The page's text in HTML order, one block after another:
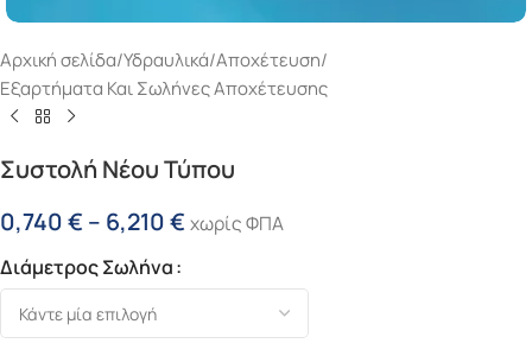
Αρχική σελίδα/Υδραυλικά/Αποχέτευση/
Εξαρτήματα Και Σωλήνες Αποχέτευσης
Συστολή Νέου Τύπου
0,740€ – 6,210€ χωρίς ΦΠΑ
Διάμετρος Σωλήνα